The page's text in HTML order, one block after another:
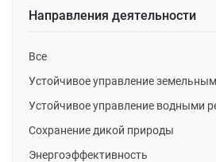
Направления деятельности
Все
Устойчивое управление
Устойчивое управление водными
Сохранение дикой природы
Энергоэффективность